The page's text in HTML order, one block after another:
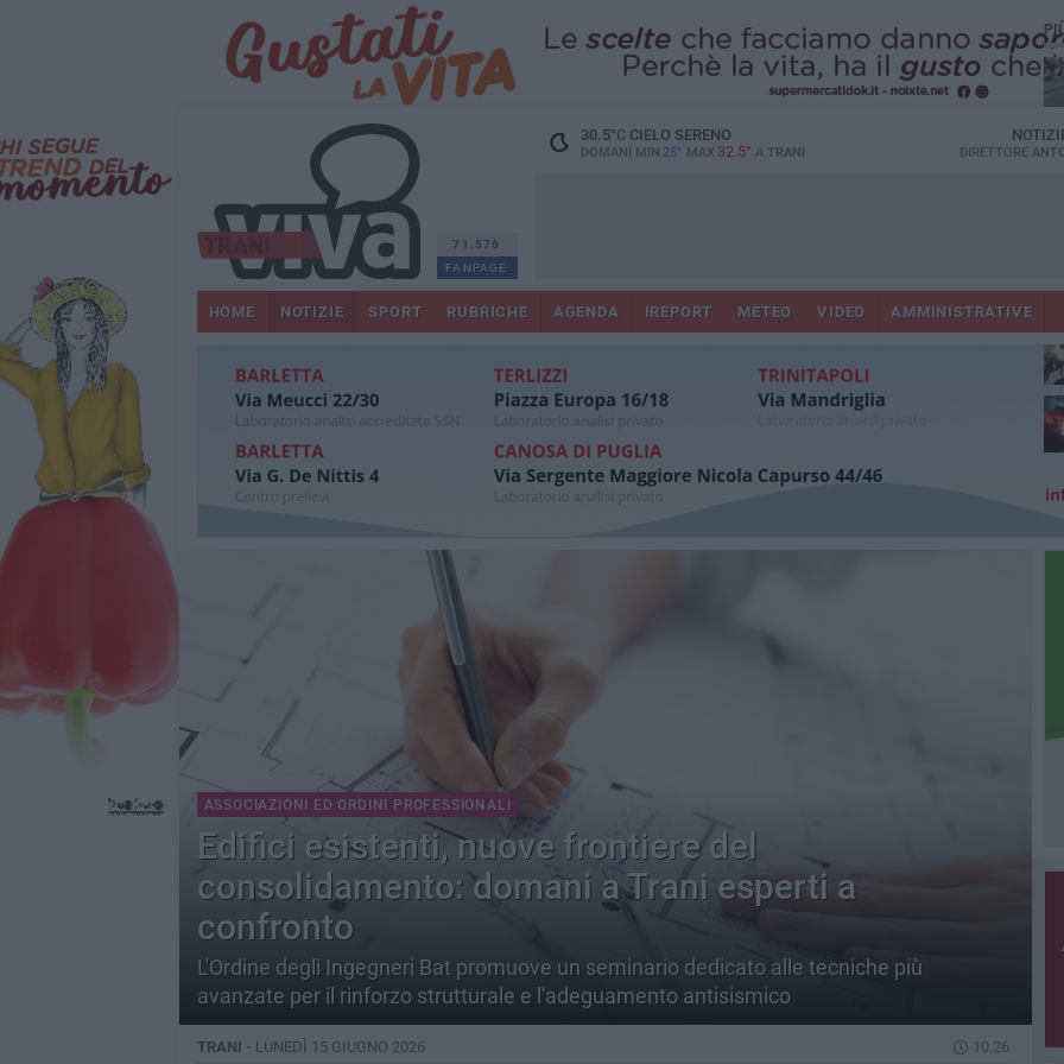
71.576
FANPAGE
30.5°CCIELO SERENO
DOMANI MIN 25° MAX 32.5° A TRANI DIRETTORE
HOME NOTIZIE SPORT RUBRICHE AGENDA IREPORT METEO VIDEO AMMINISTRATIVE
ASSOCIAZIONI ED ORDINI PROFESSIONALI
Edifici esistenti, nuove frontiere del
consolidamento: domani a Trani esperti a
confronto
L'Ordine degli Ingegneri Bat promuove un seminario dedicato alle tecniche più
avanzate per il rinforzo strutturale e l'adeguamento antisismico
TRANI - LUNEDÌ 15 GIUGNO 2026 10.26